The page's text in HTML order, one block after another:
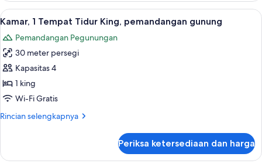
Suite,
1
Tidur
King
Lihat
semua
foto
untuk
Kamar,
1
Tempat
King,
7
Kamar, 1 Tempat Tidur King, pemandangan gunung
Pemandangan Pegunungan
30 meter persegi
Kapasitas 4
1 king
Wi-Fi Gratis
Rincian selengkapnya
Rincian
Kamar,
Periksa ketersediaan dan harga